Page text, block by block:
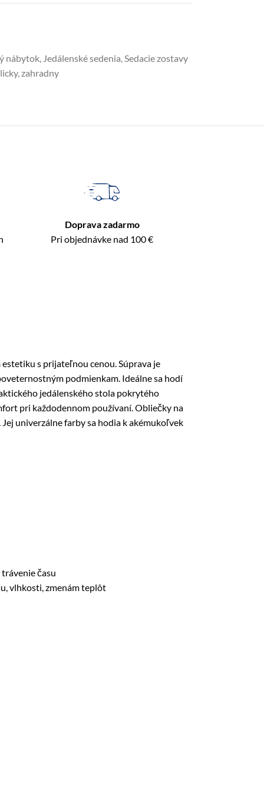
nábytok, Jedálenské sedenia,Sedacie zostavy
,zahradny
Doprava zadarmo
Pri objednávke nad 100 €
s prijateľnou cenou. Súprava je
podmienkam. Ideálne sa hodí
jedálenského stola pokrytého
pri každodennom používaní. Obliečky na
univerzálne farby sa hodia k akémukoľvek
času
vlhkosti, zmenám teplôt